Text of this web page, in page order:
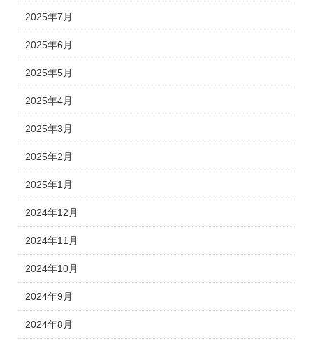
2025年7月
2025年6月
2025年5月
2025年4月
2025年3月
2025年2月
2025年1月
2024年12月
2024年11月
2024年10月
2024年9月
2024年8月